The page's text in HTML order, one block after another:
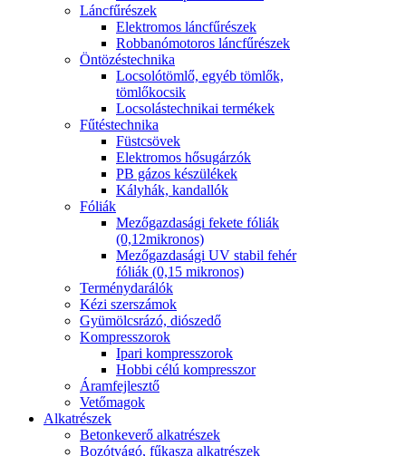
Láncfűrészek
Elektromos láncfűrészek
Robbanómotoros láncfűrészek
Öntözéstechnika
Locsolótömlő, egyéb tömlők,
tömlőkocsik
Locsolástechnikai termékek
Fűtéstechnika
Füstcsövek
Elektromos hősugárzók
PB gázos készülékek
Kályhák, kandallók
Fóliák
Mezőgazdasági fekete fóliák
(0,12mikronos)
Mezőgazdasági UV stabil fehér
fóliák (0,15 mikronos)
Terménydarálók
Kézi szerszámok
Gyümölcsrázó, diószedő
Kompresszorok
Ipari kompresszorok
Hobbi célú kompresszor
Áramfejlesztő
Vetőmagok
Alkatrészek
Betonkeverő alkatrészek
Bozótvágó, fűkasza alkatrészek